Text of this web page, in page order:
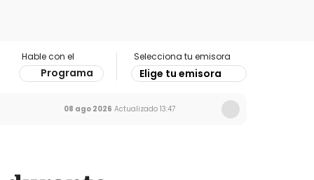
Hable con el
Programa
Selecciona tu emisora
Elige tu emisora
08 ago 2026 Actualizado 13:47